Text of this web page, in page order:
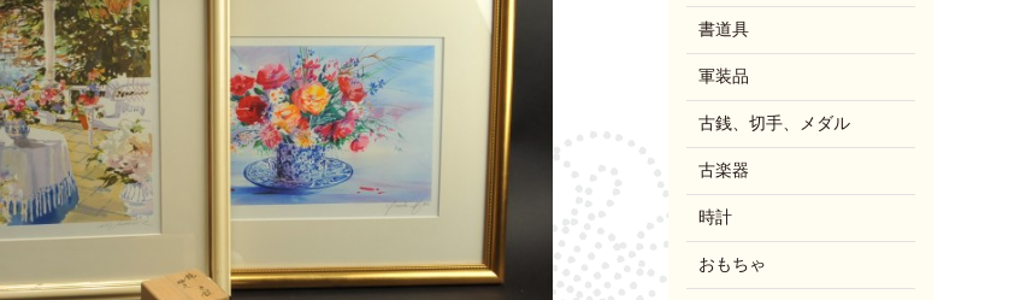
書道具
軍装品
古銭、切手、メダル
古楽器
時計
おもちゃ